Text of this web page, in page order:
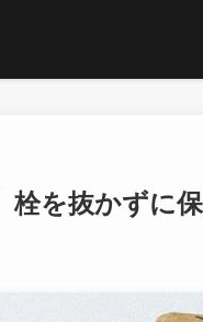
栓を抜かずに